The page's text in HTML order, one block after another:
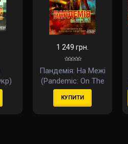
1 249 грн.
Пандемія: На Межі
(Pandemic: On The
Brink)
(доповнення) (укр)
КУПИТИ